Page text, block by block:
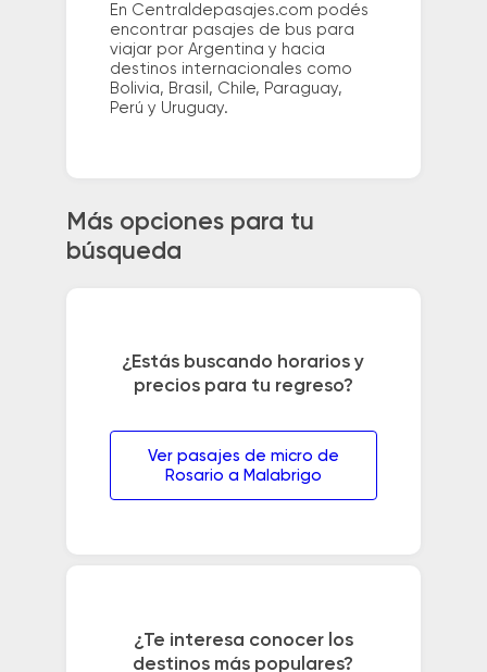
En Centraldepasajes.com podés
encontrar pasajes de bus para
viajar por Argentina y hacia
destinos internacionales como
Bolivia, Brasil, Chile, Paraguay,
Perú y Uruguay.
Más opciones para tu
búsqueda
¿Estás buscando horarios y
precios para tu regreso?
Ver pasajes de micro de
Rosario a Malabrigo
¿Te interesa conocer los
destinos más populares?